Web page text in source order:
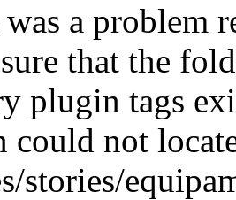
a problem
that the
plugin tags
could not
stories/